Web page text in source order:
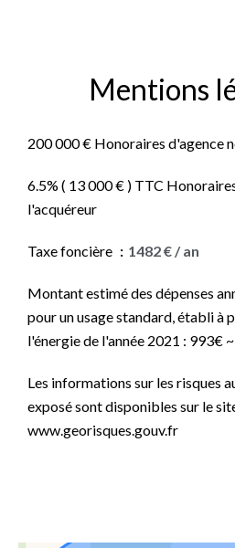
Mentions
200 000 € Honoraires d'agence
6.5% ( 13 000 € ) TTC
l'acquéreur
Taxe foncière 1482 € / an
Montant estimé des dépenses
pour un usage standard, établi à
l'énergie de l'année 2021 : 993€
Les informations sur les risques
exposé sont disponibles sur le
www.georisques.gouv.fr